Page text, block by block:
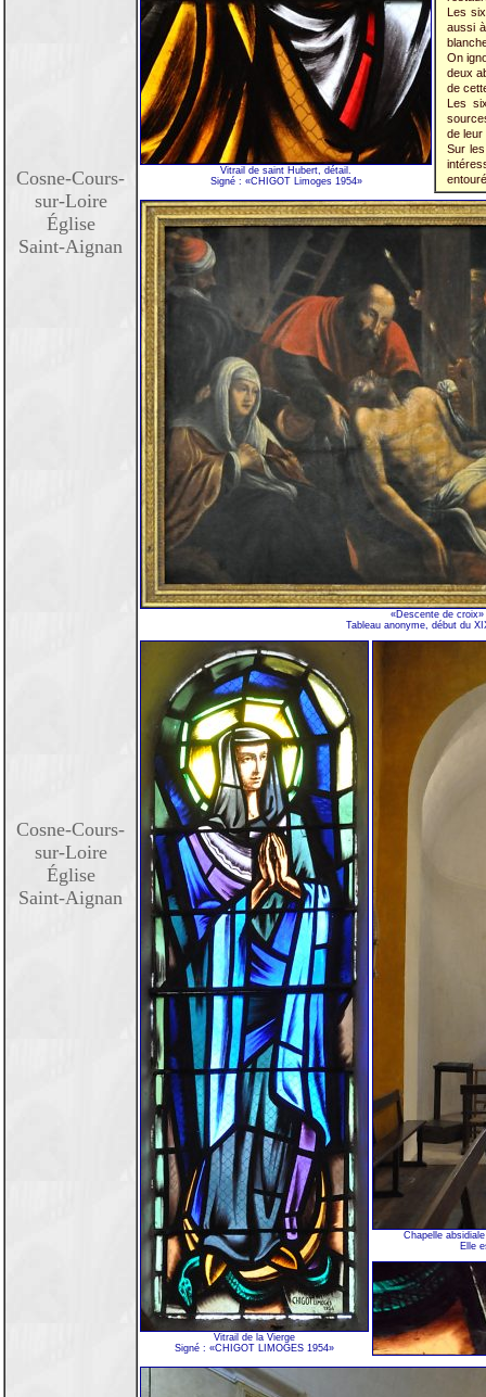
Cosne-Cours-
sur-Loire
Église
Saint-Aignan
Cosne-Cours-
sur-Loire
Église
Saint-Aignan
Vitrail de saint Hubert, détail.
Signé : «CHIGOT Limoges 1954»
Les
aussi
On
deux
de
Les
de leur
Sur
«Descente de croix»
Tableau anonyme, début du
Vitrail de la Vierge
Signé : «CHIGOT LIMOGES 1954»
Chapelle
Elle